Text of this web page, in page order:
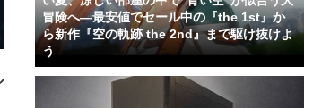
冒険へ―最安値でセール中の『the 1st』か
ら新作『空の軌跡 the 2nd』まで駆け抜けよ
う